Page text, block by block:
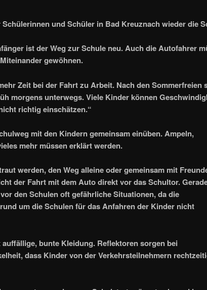
und Schüler in Bad Kreuznach wieder die
ist der Weg zur Schule neu. Auch die Autofahrer
gewöhnen.
Zeit bei der Fahrt zu Arbeit. Nach den Sommerfreien
morgens unterwegs. Viele Kinder können
richtig einschätzen.“
mit den Kindern gemeinsam einüben. Ampeln,
mehr müssen erklärt werden.
werden, den Weg alleine oder gemeinsam mit
der Fahrt mit dem Auto direkt vor das Schultor.
den Schulen oft gefährliche Situationen, da die
um die Schulen für das Anfahren der Kinder nicht
bunte Kleidung. Reflektoren sorgen bei
dass Kinder von der Verkehrsteilnehmern